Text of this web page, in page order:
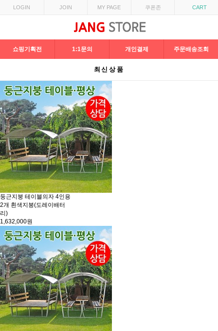
LOGIN JOIN MY PAGE 쿠폰존 CART
쇼핑기획전 1:1문의 개인결제 주문배송조회
최신상품
둥근지붕 테이블의자 4인용
2개 흰색지붕(도레이배터
리)
1,632,000원